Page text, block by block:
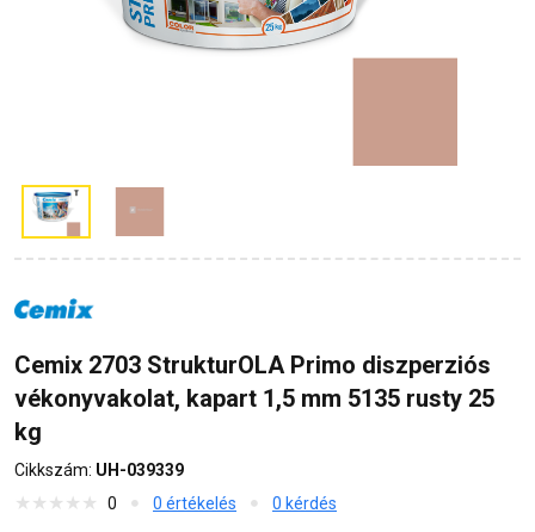
Cemix 2703 StrukturOLA Primo diszperziós
vékonyvakolat, kapart 1,5 mm 5135 rusty 25
kg
Cikkszám: UH-039339
0
0 értékelés 0 kérdés